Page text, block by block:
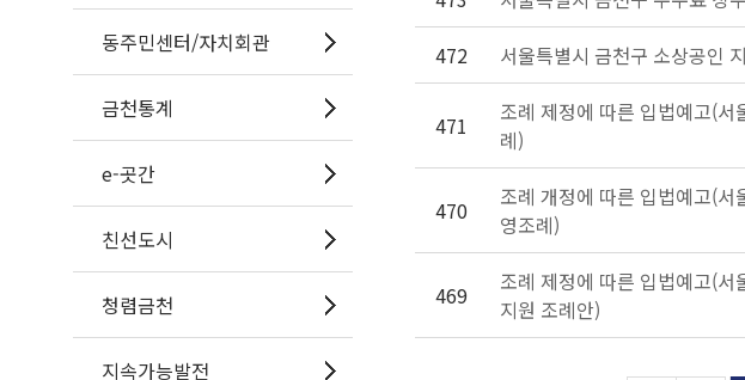
동주민센터/자치회관
금천통계
e-곳간
친선도시
청렴금천
지속가능발전
472
서울특별시 금천구 소상공인
471
조례 제정에 따른 입법예고(
례)
470
조례 개정에 따른 입법예고(
영조례)
469
조례 제정에 따른 입법예고(
지원 조례안)